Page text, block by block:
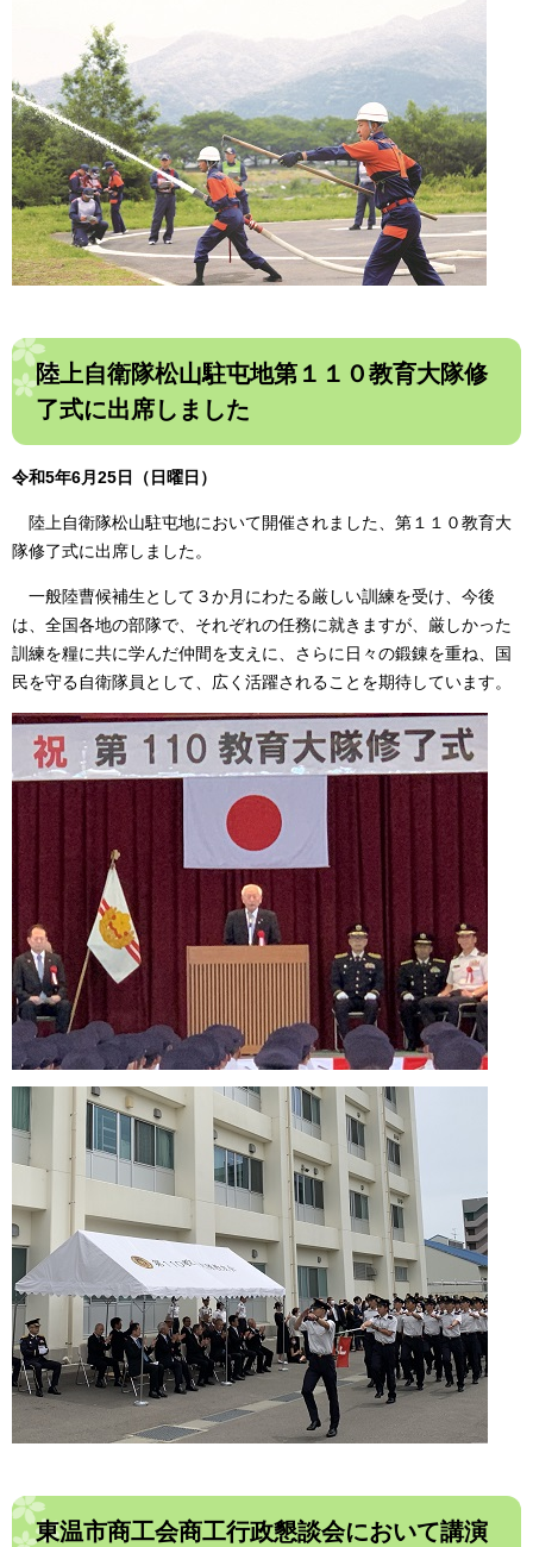
陸上自衛隊松山駐屯地第１１０教育大隊修
了式に出席しました
令和5年6月25日（日曜日）
陸上自衛隊松山駐屯地において開催されました、第１１０教育大
隊修了式に出席しました。
一般陸曹候補生として３か月にわたる厳しい訓練を受け、今後
は、全国各地の部隊で、それぞれの任務に就きますが、厳しかった
訓練を糧に共に学んだ仲間を支えに、さらに日々の鍛錬を重ね、国
民を守る自衛隊員として、広く活躍されることを期待しています。
東温市商工会商工行政懇談会において講演